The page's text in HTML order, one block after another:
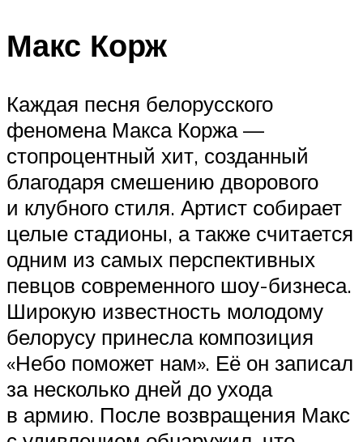
Макс Корж
Каждая песня белорусского
феномена Макса Коржа —
стопроцентный хит, созданный
благодаря смешению дворового
и клубного стиля. Артист собирает
целые стадионы, а также считается
одним из самых перспективных
певцов современного шоу-бизнеса.
Широкую известность молодому
белорусу принесла композиция
«Небо поможет нам». Её он записал
за несколько дней до ухода
в армию. После возвращения Макс